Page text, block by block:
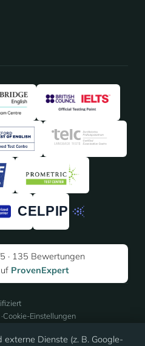
· 135 Bewertungen
ProvenExpert
·Cookie-Einstellungen
Dienste (z. B. Google-